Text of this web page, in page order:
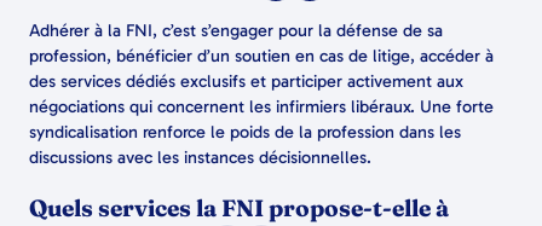
Adhérer à la FNI, c’est s’engager pour la défense de sa
profession, bénéficier d’un soutien en cas de litige, accéder à
des services dédiés exclusifs et participer activement aux
négociations qui concernent les infirmiers libéraux. Une forte
syndicalisation renforce le poids de la profession dans les
discussions avec les instances décisionnelles.
Quels services la FNI propose-t-elle à